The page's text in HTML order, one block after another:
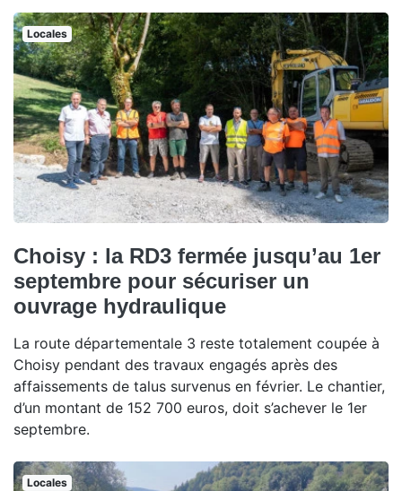
Locales
Choisy : la RD3 fermée jusqu’au 1er
septembre pour sécuriser un
ouvrage hydraulique
La route départementale 3 reste totalement coupée à
Choisy pendant des travaux engagés après des
affaissements de talus survenus en février. Le chantier,
d’un montant de 152 700 euros, doit s’achever le 1er
septembre.
Locales